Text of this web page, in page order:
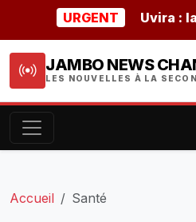
URGENT Uvira : la
JAMBO NEWS
LES NOUVELLES À LA
Accueil Santé